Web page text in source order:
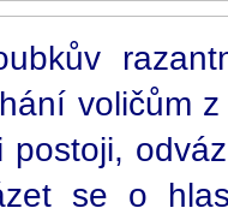
voličům
postoji,
se o